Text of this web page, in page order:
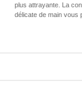
plus attrayante. La
délicate de main vous